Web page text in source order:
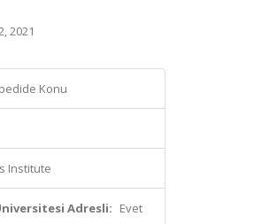
2021
Konu
Institute
Adresli: Evet